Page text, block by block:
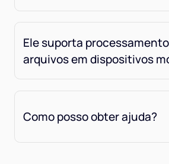
Ele suporta
arquivos em dispositivos
Como posso obter ajuda?